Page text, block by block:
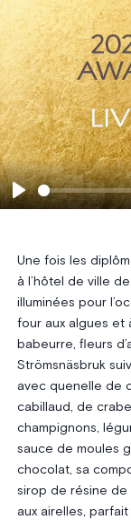
Play
Une fois les
à l’hôtel de ville
illuminées pour
four aux algues et
babeurre, fleurs
Strömsnäsbruk
avec quenelle de
cabillaud, de
champignons,
sauce de moules
chocolat, sa
sirop de résine de
aux airelles,